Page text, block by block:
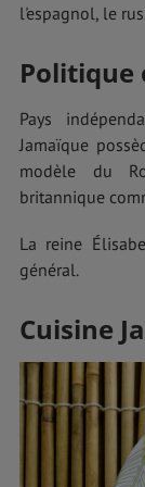
l'espagnol, le
Politique
Pays
Jamaïque
modèle du
britannique
La reine
général.
Cuisine